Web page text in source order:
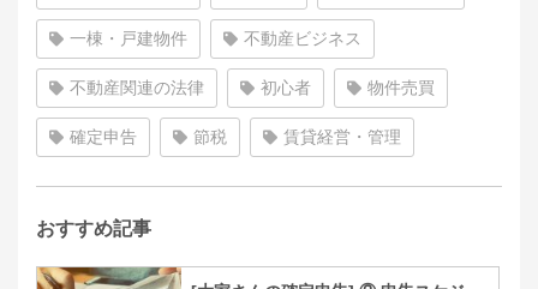
一棟・戸建物件 不動産ビジネス
不動産関連の法律 初心者 物件売買
確定申告 節税 賃貸経営・管理
おすすめ記事